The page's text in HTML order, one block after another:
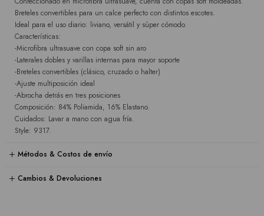
Breteles convertibles para un calce perfecto con distintos escotes.
Ideal para el uso diario: liviano, versátil y súper cómodo.
Características:
-Microfibra ultrasuave con copa soft sin aro
-Laterales dobles y varillas internas para mayor soporte
-Breteles convertibles (clásico, cruzado o halter)
-Ajuste multiposición ideal
-Abrocha detrás en tres posiciones
Composición: 84% Poliamida, 16% Elastano.
Cuidados: Lavar a mano con agua fría.
Style: 9317.
Métodos & Costos de envío
Cambios & Devoluciones